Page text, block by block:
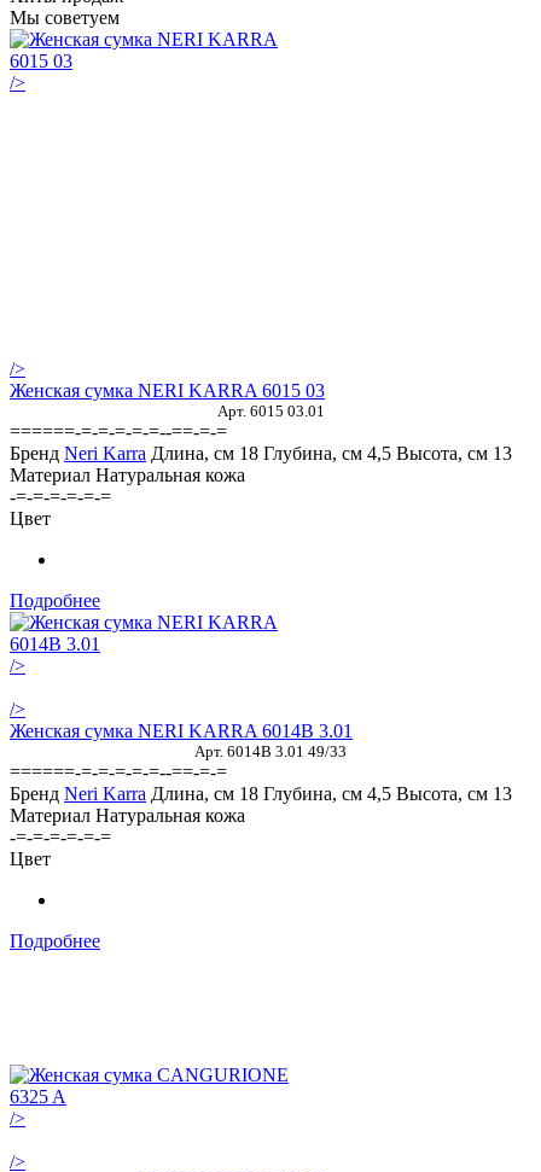
Мы советуем
/>
/>
Женская сумка NERI KARRA 6015 03
Арт. 6015 03.01
======-=-=-=-=-=--==-=-=
Бренд Neri Karra Длина, см 18 Глубина, см 4,5 Высота, см 13
Материал Натуральная кожа
-=-=-=-=-=-=
Цвет
Подробнее
/>
/>
Женская сумка NERI KARRA 6014B 3.01
Арт. 6014В 3.01 49/33
======-=-=-=-=-=--==-=-=
Бренд Neri Karra Длина, см 18 Глубина, см 4,5 Высота, см 13
Материал Натуральная кожа
-=-=-=-=-=-=
Цвет
Подробнее
/>
/>